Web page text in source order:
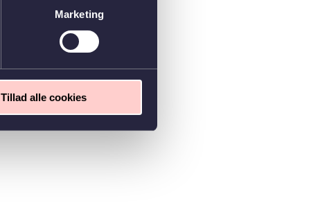
Marketing
Tillad alle cookies